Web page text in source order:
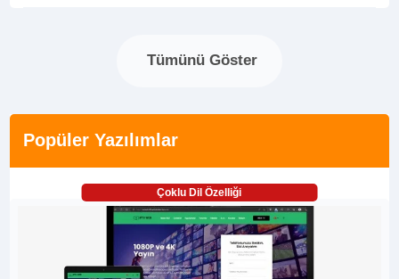
Tümünü Göster
Popüler Yazılımlar
Çoklu Dil Özelliği